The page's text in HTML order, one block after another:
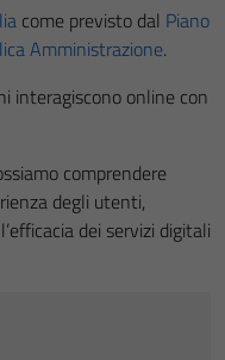
come previsto dal Piano
Amministrazione.
interagiscono online con
comprendere
degli utenti,
dei servizi digitali